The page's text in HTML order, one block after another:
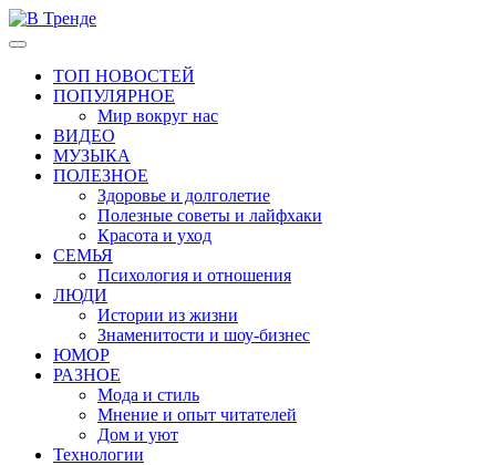
Перейти
к
Основное
ТОП НОВОСТЕЙ
ПОПУЛЯРНОЕ
Мир вокруг нас
ВИДЕО
МУЗЫКА
ПОЛЕЗНОЕ
Здоровье и долголетие
Полезные советы и лайфхаки
Красота и уход
СЕМЬЯ
Психология и отношения
ЛЮДИ
Истории из жизни
Знаменитости и шоу-бизнес
ЮМОР
РАЗНОЕ
Мода и стиль
Мнение и опыт читателей
Дом и уют
Технологии